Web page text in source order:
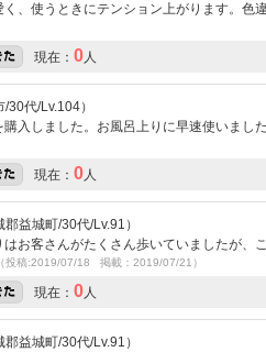
、使うときにテンション上がります。色
現在： 0人
30代/Lv.104）
入しました。お風呂上りに早速使いまし
現在： 0人
益城町/30代/Lv.91）
お客さんがたくさん歩いていましたが、
（投稿:2019/07/18 掲載：2019/07/21）
現在： 0人
益城町/30代/Lv.91）